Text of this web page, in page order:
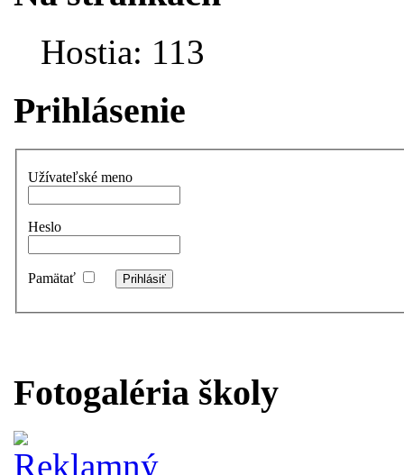
Hostia: 113
Prihlásenie
Užívateľské meno
Heslo
Pamätať
Fotogaléria školy